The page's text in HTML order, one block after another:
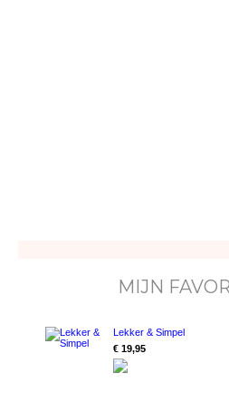
MIJN
Lekker & Simpel
€ 19,95